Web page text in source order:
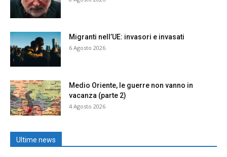
Migranti nell’UE: invasori e invasati
6 Agosto 2026
Medio Oriente, le guerre non vanno in
vacanza (parte 2)
4 Agosto 2026
Ultime news